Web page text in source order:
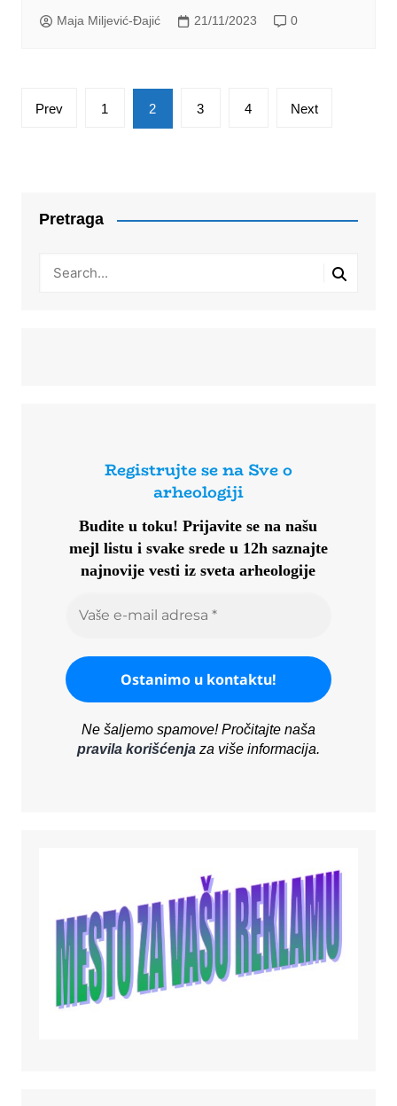
Maja Miljević-Đajić 21/11/2023 0
Posts
Prev 1 2 3 4 Next
Pretraga
Registrujte se na Sve o
arheologiji
Budite u toku!Prijavite se na našu
mejl listu i svake srede u 12h saznajte
najnovije vesti iz sveta arheologije
Ne šaljemo spamove! Pročitajte naša
pravila korišćenjaza više informacija.